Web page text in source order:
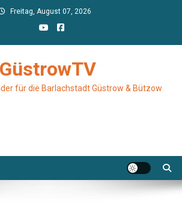
Freitag, August 07, 2026
GüstrowTV
für die Barlachstadt Güstrow & Bützow